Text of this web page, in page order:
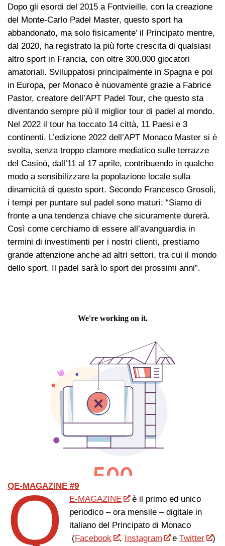
Dopo gli esordi del 2015 a Fontvieille, con la creazione
del Monte-Carlo Padel Master, questo sport ha
abbandonato, ma solo fisicamente’ il Principato mentre,
dal 2020, ha registrato la più forte crescita di qualsiasi
altro sport in Francia, con oltre 300.000 giocatori
amatoriali. Sviluppatosi principalmente in Spagna e poi
in Europa, per Monaco è nuovamente grazie a Fabrice
Pastor, creatore dell’APT Padel Tour, che questo sta
diventando sempre più il miglior tour di padel al mondo.
Nel 2022 il tour ha toccato 14 città, 11 Paesi e 3
continenti. L’edizione 2022 dell’APT Monaco Master si è
svolta, senza troppo clamore mediatico sulle terrazze
del Casinò, dall’11 al 17 aprile, contribuendo in qualche
modo a sensibilizzare la popolazione locale sulla
dinamicità di questo sport. Secondo Francesco Grosoli,
i tempi per puntare sul padel sono maturi: “Siamo di
fronte a una tendenza chiave che sicuramente durerà.
Così come cerchiamo di essere all’avanguardia in
termini di investimenti per i nostri clienti, prestiamo
grande attenzione anche ad altri settori, tra cui il mondo
dello sport. Il padel sarà lo sport dei prossimi anni”.
QE-MAGAZINE #9
Q E-MAGAZINE
è il primo ed unico
periodico – ora mensile – digitale in
italiano del Principato di Monaco
(Facebook , Instagram eTwitter )